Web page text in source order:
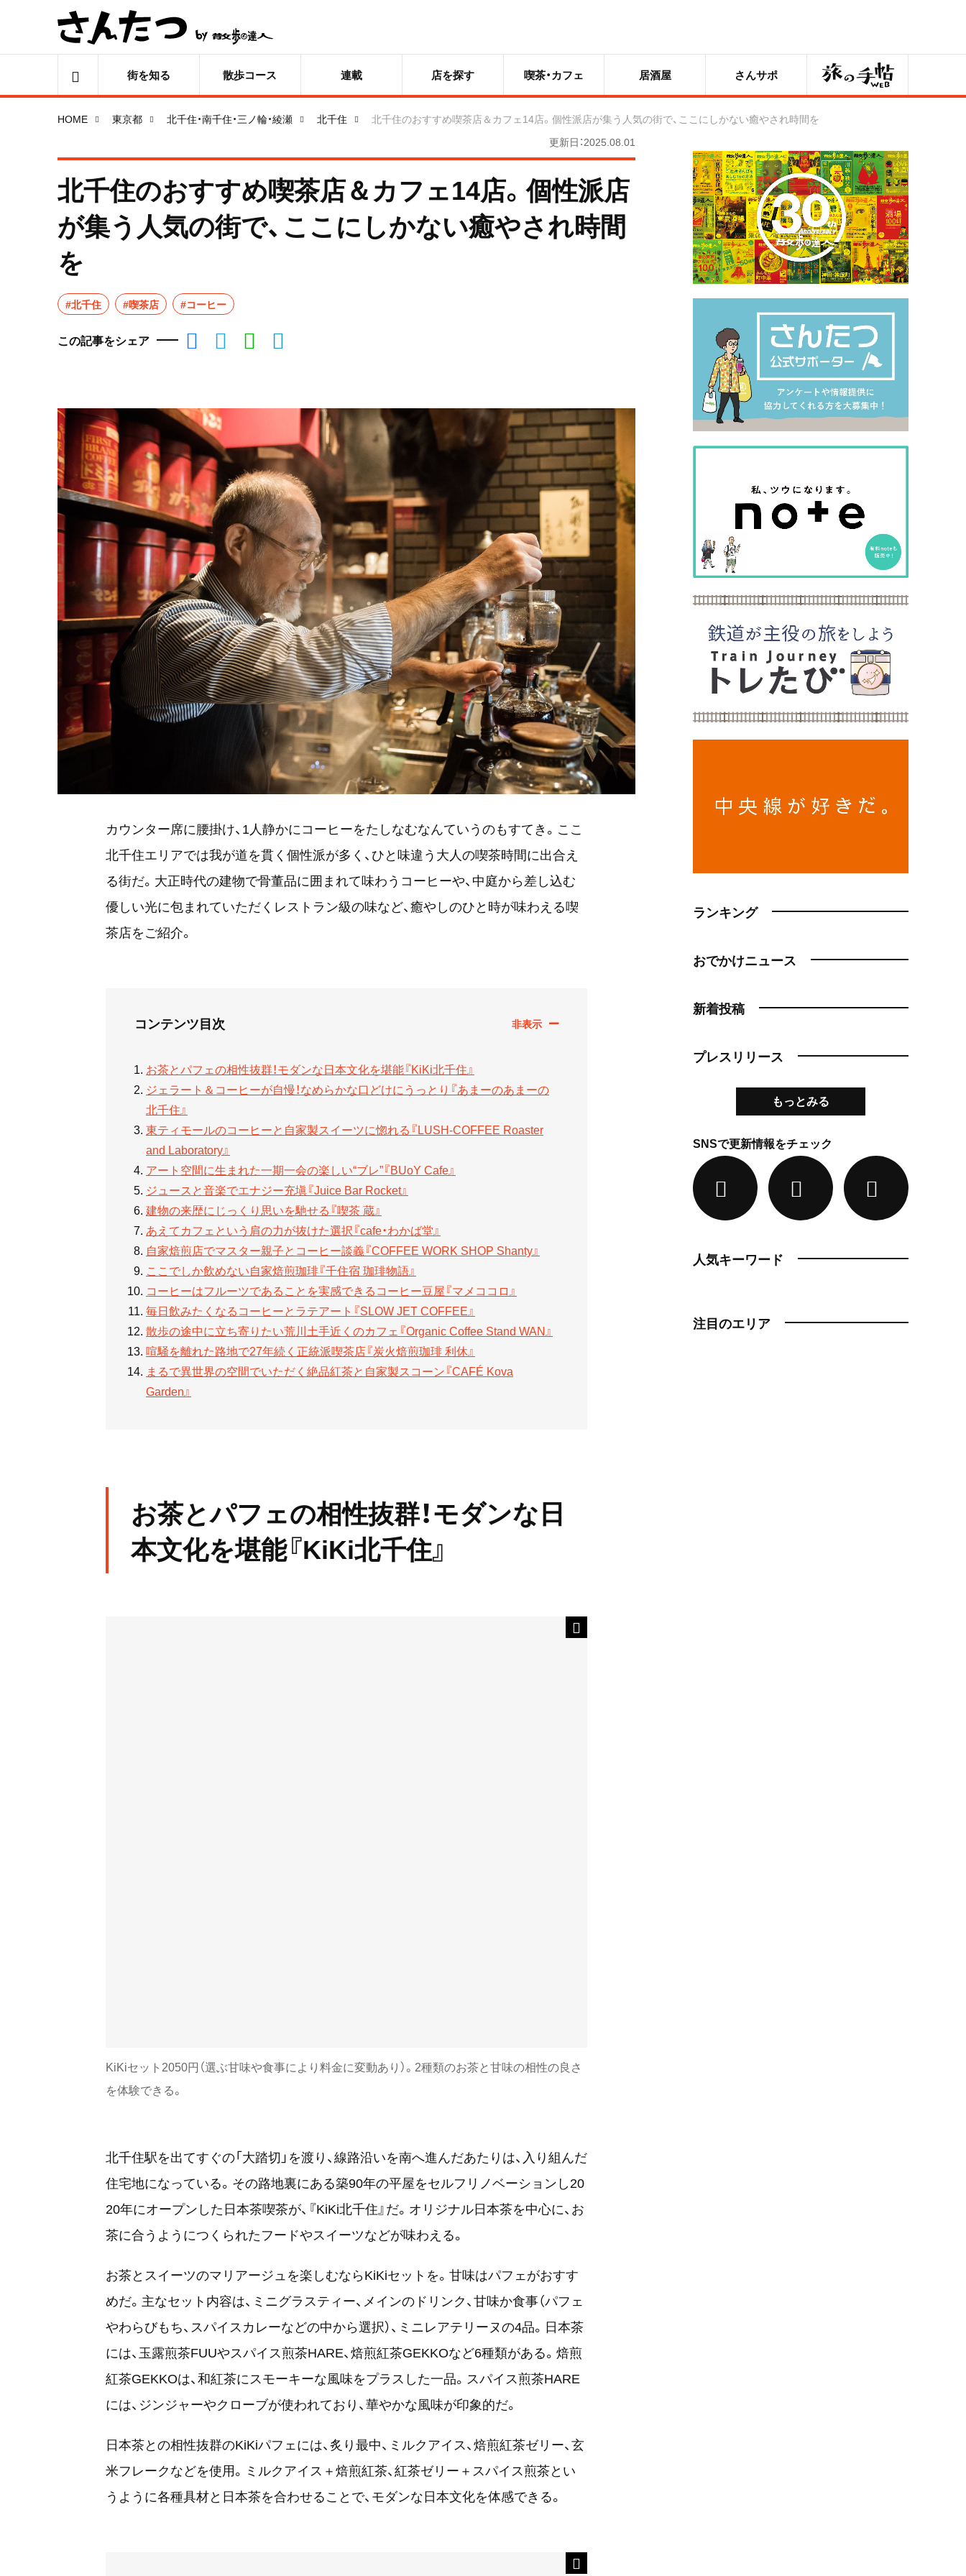
街を知る 散歩コース 連載 店を探す 喫茶・カフェ 居酒屋 さんサポ 旅の手帖
HOME 東京都 北千住・南千住・三ノ輪・綾瀬 北千住
北千住のおすすめ喫茶店＆カフェ14店。個性派店が集う人気の街で、ここにしかない癒やされ時間を
更新日：2025.08.01
北千住のおすすめ喫茶店＆カフェ14店。個性派店
が集う人気の街で、ここにしかない癒やされ時間
を
#北千住 #喫茶店 #コーヒー
この記事をシェア
カウンター席に腰掛け、1人静かにコーヒーをたしなむなんていうのもすてき。ここ
北千住エリアでは我が道を貫く個性派が多く、ひと味違う大人の喫茶時間に出合え
る街だ。大正時代の建物で骨董品に囲まれて味わうコーヒーや、中庭から差し込む
優しい光に包まれていただくレストラン級の味など、癒やしのひと時が味わえる喫
茶店をご紹介。
コンテンツ目次
お茶とパフェの相性抜群！モダンな日本文化を堪能『KiKi北千住』
ジェラート＆コーヒーが自慢！なめらかな口どけにうっとり『あまーのあまーの
北千住』
東ティモールのコーヒーと自家製スイーツに惚れる『LUSH-COFFEE Roaster
and Laboratory』
アート空間に生まれた一期一会の楽しい“ブレ”『BUoY Cafe』
ジュースと音楽でエナジー充塡『Juice Bar Rocket』
建物の来歴にじっくり思いを馳せる『喫茶 蔵』
あえてカフェという肩の力が抜けた選択『cafe・わかば堂』
自家焙煎店でマスター親子とコーヒー談義『COFFEE WORK SHOP Shanty』
ここでしか飲めない自家焙煎珈琲『千住宿 珈琲物語』
コーヒーはフルーツであることを実感できるコーヒー豆屋『マメココロ』
毎日飲みたくなるコーヒーとラテアート『SLOW JET COFFEE』
散歩の途中に立ち寄りたい荒川土手近くのカフェ『Organic Coffee Stand WAN』
喧騒を離れた路地で27年続く正統派喫茶店『炭火焙煎珈琲 利休』
まるで異世界の空間でいただく絶品紅茶と自家製スコーン『CAFÉ Kova
Garden』
お茶とパフェの相性抜群！モダンな日
本文化を堪能『KiKi北千住』
KiKiセット2050円（選ぶ甘味や食事により料金に変動あり）。2種類のお茶と甘味の相性の良さ
を体験できる。
北千住駅を出てすぐの「大踏切」を渡り、線路沿いを南へ進んだあたりは、入り組んだ
住宅地になっている。その路地裏にある築90年の平屋をセルフリノベーションし20
20年にオープンした日本茶喫茶が、『KiKi北千住』だ。オリジナル日本茶を中心に、お
茶に合うようにつくられたフードやスイーツなどが味わえる。
お茶とスイーツのマリアージュを楽しむならKiKiセットを。甘味はパフェがおすす
めだ。主なセット内容は、ミニグラスティー、メインのドリンク、甘味か食事（パフェ
やわらびもち、スパイスカレーなどの中から選択）、ミニレアテリーヌの4品。日本茶
には、玉露煎茶FUUやスパイス煎茶HARE、焙煎紅茶GEKKOなど6種類がある。焙煎
紅茶GEKKOは、和紅茶にスモーキーな風味をプラスした一品。スパイス煎茶HARE
には、ジンジャーやクローブが使われており、華やかな風味が印象的だ。
日本茶との相性抜群のKiKiパフェには、炙り最中、ミルクアイス、焙煎紅茶ゼリー、玄
米フレークなどを使用。ミルクアイス＋焙煎紅茶、紅茶ゼリー＋スパイス煎茶とい
うように各種具材と日本茶を合わせることで、モダンな日本文化を体感できる。
ランキング
おでかけニュース
新着投稿
プレスリリース
もっとみる
SNSで更新情報をチェック
人気キーワード
注目のエリア